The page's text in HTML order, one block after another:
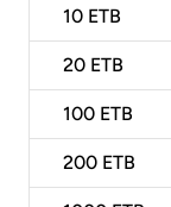
10 ETB
20 ETB
100 ETB
200 ETB